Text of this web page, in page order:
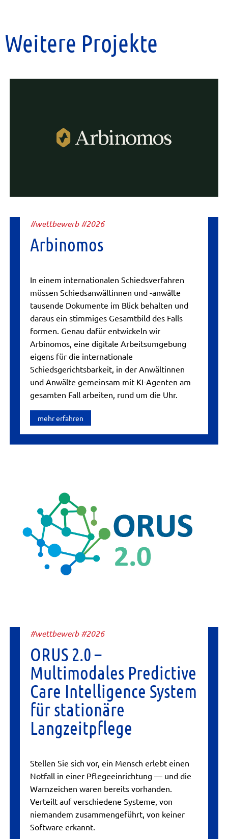
Weitere Projekte
#wettbewerb #2026
Arbinomos
In einem internationalen Schiedsverfahren
müssen Schiedsanwältinnen und -anwälte
tausende Dokumente im Blick behalten und
daraus ein stimmiges Gesamtbild des Falls
formen. Genau dafür entwickeln wir
Arbinomos, eine digitale Arbeitsumgebung
eigens für die internationale
Schiedsgerichtsbarkeit, in der Anwältinnen
und Anwälte gemeinsam mit KI-Agenten am
gesamten Fall arbeiten, rund um die Uhr.
mehr erfahren
#wettbewerb #2026
ORUS 2.0 –
Multimodales Predictive
Care Intelligence System
für stationäre
Langzeitpflege
Stellen Sie sich vor, ein Mensch erlebt einen
Notfall in einer Pflegeeinrichtung — und die
Warnzeichen waren bereits vorhanden.
Verteilt auf verschiedene Systeme, von
niemandem zusammengeführt, von keiner
Software erkannt.